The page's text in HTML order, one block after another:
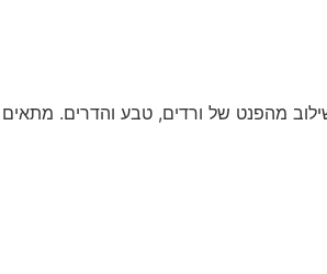
מהפנט של ורדים, טבע והדרים. מתאים